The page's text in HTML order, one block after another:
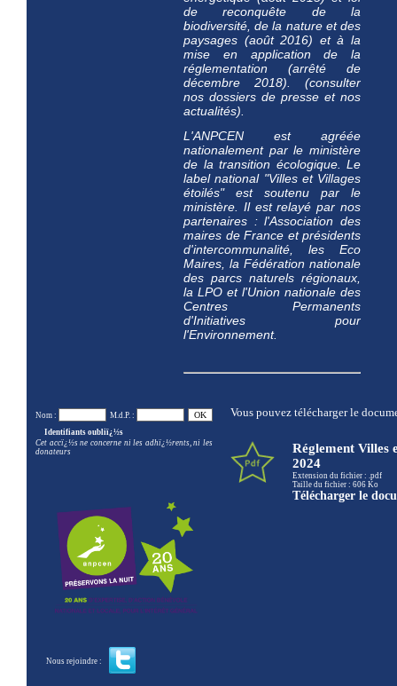
de reconquête de la
biodiversité, de la nature et des
paysages (août 2016) et à la
mise en application de la
réglementation (arrêté de
décembre 2018). (consulter
nos dossiers de presse et nos
actualités).
L'ANPCEN est agréée
nationalement par le ministère
de la transition écologique. Le
label national "Villes et Villages
étoilés" est soutenu par le
ministère. Il est relayé par nos
partenaires : l'Association des
maires de France et présidents
d'intercommunalité, les Eco
Maires, la Fédération nationale
des parcs naturels régionaux,
la LPO et l'Union nationale des
Centres Permanents
d'Initiatives pour
l'Environnement.
Nom :
M.d.P. :
Identifiants oubliï¿½s
Cet accï¿½s ne concerne ni les adhï¿½rents, ni les
donateurs
Nous rejoindre :
Vous pouvez télécharger le
Réglement Villes
2024
Extension du fichier : .pdf
Taille du fichier : 606 Ko
Télécharger le